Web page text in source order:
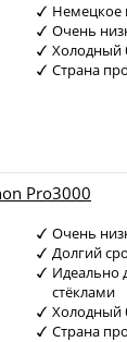
Немецкое
Очень
Холодный
Страна
Pro3000
Очень
Долгий
Идеально
стёклами
Холодный
Страна